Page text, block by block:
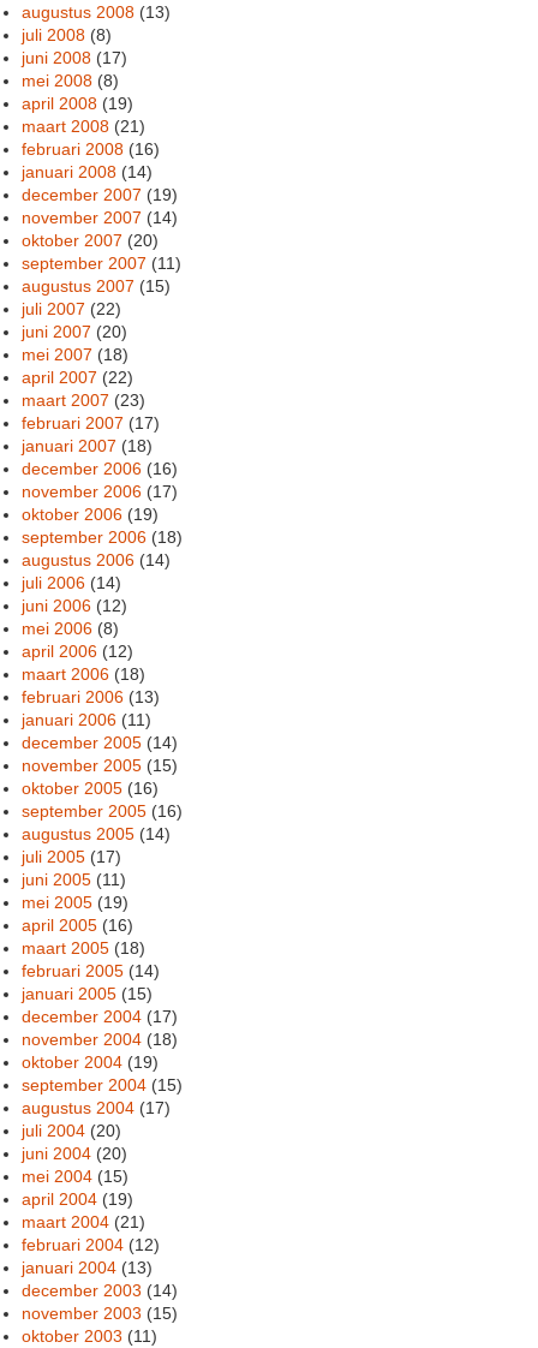
augustus 2008 (13)
juli 2008 (8)
juni 2008 (17)
mei 2008 (8)
april 2008 (19)
maart 2008 (21)
februari 2008 (16)
januari 2008 (14)
december 2007 (19)
november 2007 (14)
oktober 2007 (20)
september 2007 (11)
augustus 2007 (15)
juli 2007 (22)
juni 2007 (20)
mei 2007 (18)
april 2007 (22)
maart 2007 (23)
februari 2007 (17)
januari 2007 (18)
december 2006 (16)
november 2006 (17)
oktober 2006 (19)
september 2006 (18)
augustus 2006 (14)
juli 2006 (14)
juni 2006 (12)
mei 2006 (8)
april 2006 (12)
maart 2006 (18)
februari 2006 (13)
januari 2006 (11)
december 2005 (14)
november 2005 (15)
oktober 2005 (16)
september 2005 (16)
augustus 2005 (14)
juli 2005 (17)
juni 2005 (11)
mei 2005 (19)
april 2005 (16)
maart 2005 (18)
februari 2005 (14)
januari 2005 (15)
december 2004 (17)
november 2004 (18)
oktober 2004 (19)
september 2004 (15)
augustus 2004 (17)
juli 2004 (20)
juni 2004 (20)
mei 2004 (15)
april 2004 (19)
maart 2004 (21)
februari 2004 (12)
januari 2004 (13)
december 2003 (14)
november 2003 (15)
oktober 2003 (11)